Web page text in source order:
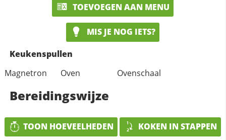
TOEVOEGEN AAN MENU
MIS JE NOG IETS?
Keukenspullen
Magnetron
Oven Ovenschaal
Bereidingswijze
TOON HOEVEELHEDEN KOKEN IN STAPPEN